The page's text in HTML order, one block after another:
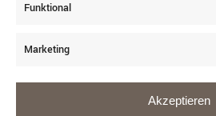
Funktional
Marketing
Akzeptieren